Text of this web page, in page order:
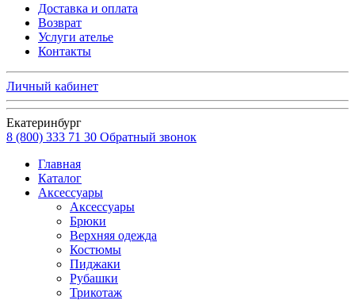
Доставка и оплата
Возврат
Услуги ателье
Контакты
Личный кабинет
Екатеринбург
8 (800) 333 71 30 Обратный звонок
Главная
Каталог
Аксессуары
Аксессуары
Брюки
Верхняя одежда
Костюмы
Пиджаки
Рубашки
Трикотаж